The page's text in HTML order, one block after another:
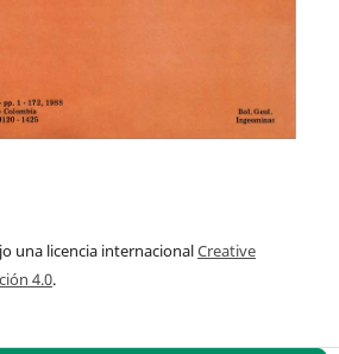
una licencia internacionalCreative
4.0.